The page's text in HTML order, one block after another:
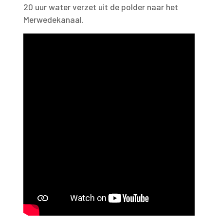
20 uur water verzet uit de polder naar het
Merwedekanaal.